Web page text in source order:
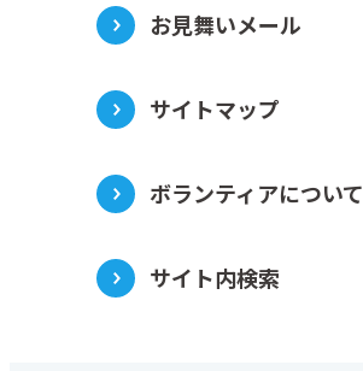
お見舞いメール
サイトマップ
ボランティアについて
サイト内検索